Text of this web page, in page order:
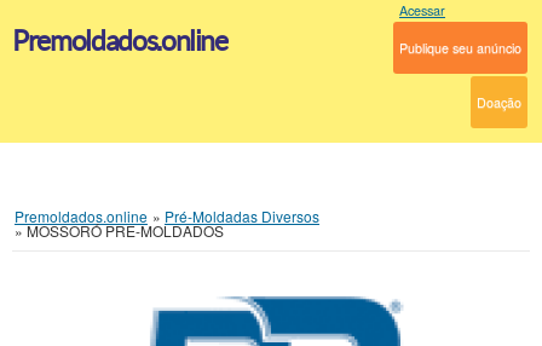
Premoldados.online
Acessar
Publique seu anúncio
Doação
Premoldados.online » Pré-Moldadas Diversos
»MOSSORÓ PRE-MOLDADOS